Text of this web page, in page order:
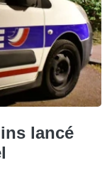
lancé